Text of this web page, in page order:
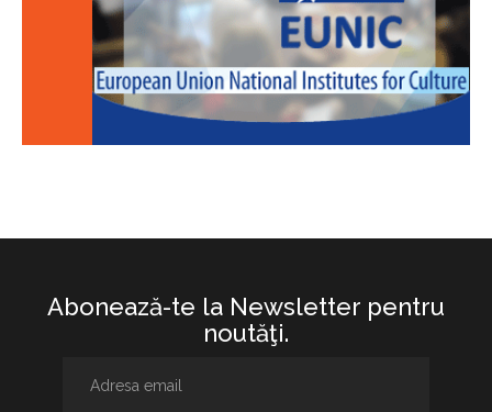
Abonează-te la Newsletter pentru
noutăţi.